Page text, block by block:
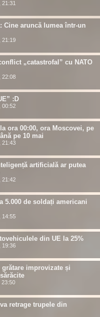
21:31
Cine aruncă lumea într-un
21:19
„catastrofal” cu NATO
22:08
:D
00:52
ora 00:00, ora Moscovei, pe
pe 10 mai
21:43
artificială ar putea
21:42
5.000 de soldați americani
14:55
din UE la 25%
19:36
improvizate și
23:50
retrage trupele din